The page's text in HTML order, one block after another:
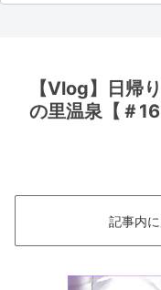
【Vlog】日帰
の里温泉【＃16
記事内